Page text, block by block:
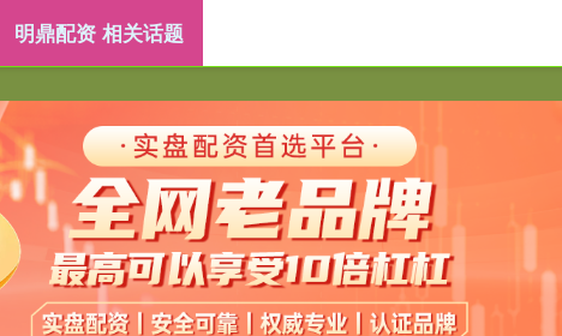
明鼎配资 靠谱配资平台
明鼎配资 相关话题